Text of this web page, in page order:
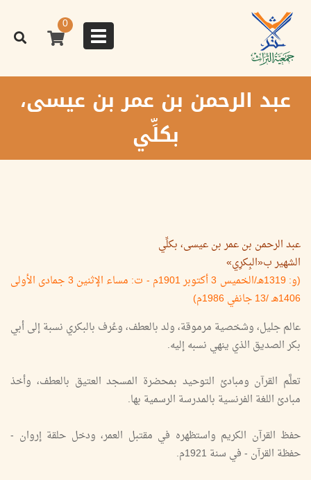
المحتوى
الرئيسي
Toggle
navigation
0
عبد الرحمن بن عمر بن عيسى،
بكلِّي
عبد الرحمن بن عمر بن عيسى، بكلِّي
الشهير ب«البِكرِي»
(و: 1319هـ/الخميس 3 أكتوبر 1901م - ت: مساء الإثنين 3 جمادى الأولى
1406هـ /13 جانفي 1986م)
عالم جليل، وشخصية مرموقة، ولد بالعطف، وعُرف بالبكري نسبة إلى أبي
بكر الصديق الذي ينهي نسبه إليه.
تعلَّم القرآن ومبادئ التوحيد بمحضرة المسجد العتيق بالعطف، وأخذ
مبادئ اللغة الفرنسية بالمدرسة الرسمية بها.
حفظ القرآن الكريم واستظهره في مقتبل العمر، ودخل حلقة إروان -
حفظة القرآن - في سنة 1921م.